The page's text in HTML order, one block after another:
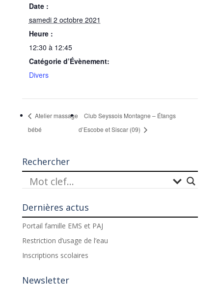
Date :
samedi 2 octobre 2021
Heure :
12:30 à 12:45
Catégorie d’Évènement:
Divers
Atelier massage
bébé
Club Seyssois Montagne – Étangs
d’Escobe et Siscar (09)
Rechercher
Dernières actus
Portail famille EMS et PAJ
Restriction d’usage de l’eau
Inscriptions scolaires
Newsletter